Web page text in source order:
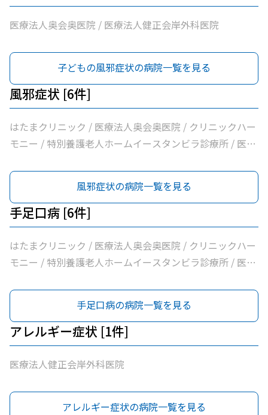
医療法人奥会奥医院 / 医療法人健正会岸外科医院
子どもの風邪症状の病院一覧を見る
風邪症状 [6件]
はたまクリニック / 医療法人奥会奥医院 / クリニックハー
モニー / 特別養護老人ホームイースタンビラ診療所 / 医療
風邪症状の病院一覧を見る
手足口病 [6件]
はたまクリニック / 医療法人奥会奥医院 / クリニックハー
モニー / 特別養護老人ホームイースタンビラ診療所 / 医療
手足口病の病院一覧を見る
アレルギー症状 [1件]
医療法人健正会岸外科医院
アレルギー症状の病院一覧を見る